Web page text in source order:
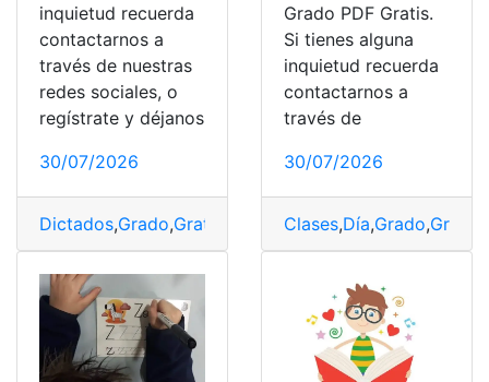
inquietud recuerda
contactarnos a
través de nuestras
redes sociales, o
regístrate y déjanos
30/07/2026
Dictados,Grado,Gratis Tercer
Grado PDF Gratis.
Si tienes alguna
inquietud recuerda
contactarnos a
través de
30/07/2026
Clases,Día,Grado,Gratis